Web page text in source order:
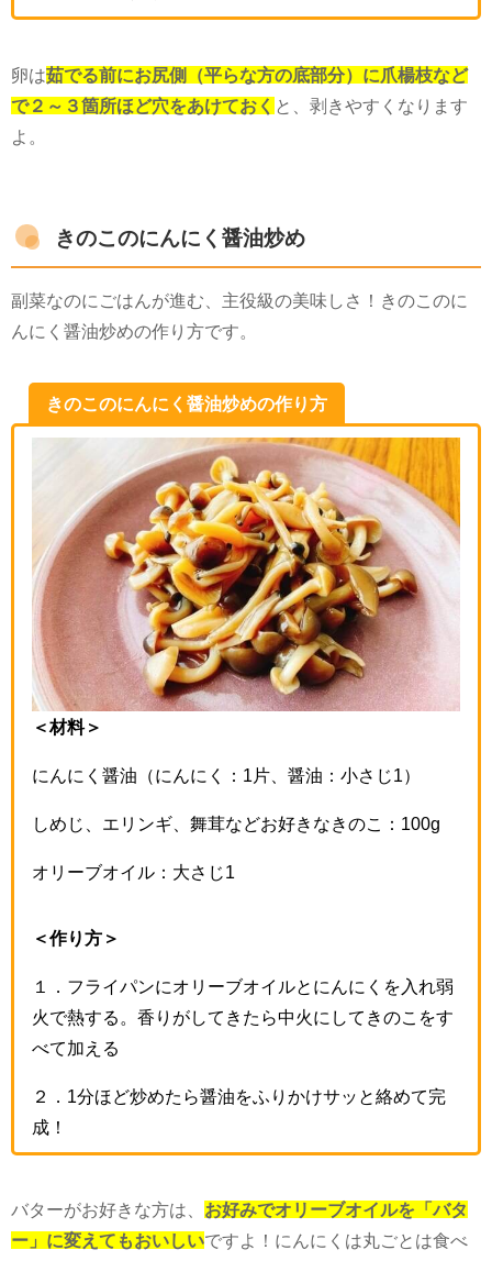
卵は茹でる前にお尻側（平らな方の底部分）に爪楊枝など
で２～３箇所ほど穴をあけておく と、剥きやすくなります
よ。
きのこのにんにく醤油炒め
副菜なのにごはんが進む、主役級の美味しさ！きのこのに
んにく醤油炒めの作り方です。
きのこのにんにく醤油炒めの作り方
＜材料＞
にんにく醤油（にんにく：1片、醤油：小さじ1）
しめじ、エリンギ、舞茸などお好きなきのこ：100g
オリーブオイル：大さじ1
＜作り方＞
１．フライパンにオリーブオイルとにんにくを入れ弱
火で熱する。香りがしてきたら中火にしてきのこをす
べて加える
２．1分ほど炒めたら醤油をふりかけサッと絡めて完
成！
バターがお好きな方は、 お好みでオリーブオイルを「バタ
ー」に変えてもおいしいですよ！にんにくは丸ごとは食べ